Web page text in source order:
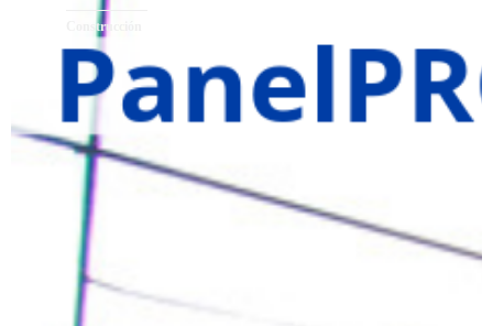
Construcción